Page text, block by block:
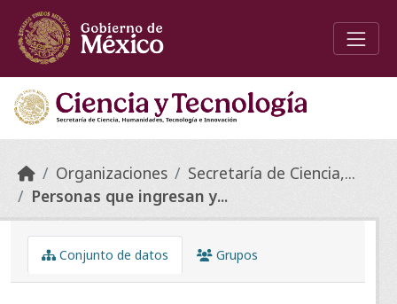
Skip to main content
Organizaciones
Secretaría de Ciencia,...
Personas que ingresan y...
Conjunto de datos Grupos